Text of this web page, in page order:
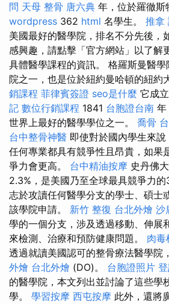
問 天母 整骨 唐六典 年，位於羅徹斯
wordpress 362 html 名學生。 推拿
美國最好的醫學院，排名不分先後，
感興趣，請點擊「官方網站」以了解
具體醫學課程的資訊。 格羅斯曼醫
院之一，也是位於紐約曼哈頓的紐約
銷課程 菲律賓簽證 seo是什麼 它成
記 數位行銷課程 1841 台胞證台南 年
世界上最好的醫學學位之一。 喬骨
台中整骨神醫 即使對於國內學生來
任何專業都具有競爭性且昂貴，如果
爭力會更高。 台中精油按摩 史丹佛
2.3%，是美國乃至全球最具競爭力
志於攻讀任何醫學分支的學士、碩士
該學院申請。 新竹 整復 台北外燴 沙
學的一個分支，涉及透過移動、伸展
來檢測、治療和預防健康問題。 肉毒
透過就讀美國認可的整骨療法醫學院
外燴 台北外燴 (DO)。 台胞證照片
的醫學院，本文列出並討論了這些學
學。 學習按摩 西屯按摩 此外，還將